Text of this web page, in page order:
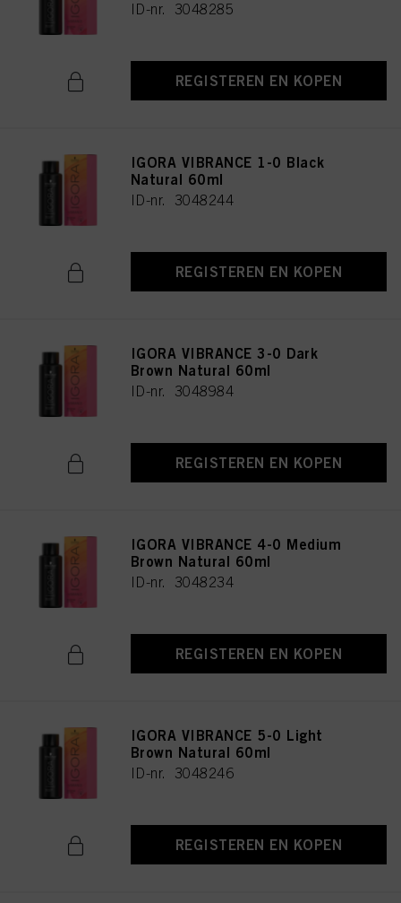
ID-nr. 3048285
REGISTEREN EN KOPEN
IGORA VIBRANCE 1-0 Black
Natural 60ml
ID-nr. 3048244
REGISTEREN EN KOPEN
IGORA VIBRANCE 3-0 Dark
Brown Natural 60ml
ID-nr. 3048984
REGISTEREN EN KOPEN
IGORA VIBRANCE 4-0 Medium
Brown Natural 60ml
ID-nr. 3048234
REGISTEREN EN KOPEN
IGORA VIBRANCE 5-0 Light
Brown Natural 60ml
ID-nr. 3048246
REGISTEREN EN KOPEN